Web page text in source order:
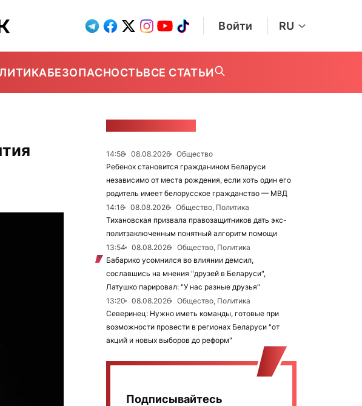
Войти RU
БЕЗОПАСНОСТЬВСЕ СТАТЬИ
14:58 08.08.2026
Общество
Ребенок становится гражданином Беларуси
независимо от места рождения, если хоть один его
родитель имеет белорусское гражданство — МВД
14:16
08.08.2026
Общество, Политика
Тихановская призвала правозащитников дать экс-
политзаключенным понятный алгоритм помощи
13:54
08.08.2026
Общество, Политика
Бабарико усомнился во влиянии демсил,
сославшись на мнения "друзей в Беларуси",
Латушко парировал: "У нас разные друзья"
13:20
08.08.2026
Общество, Политика
Северинец: Нужно иметь команды, готовые при
возможности провести в регионах Беларуси "от
акций и новых выборов до реформ"
Подписывайтесь